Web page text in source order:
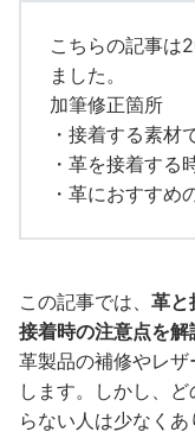
こちらの記事は
ました。
加筆修正箇所
・接着する素材
・革を接着する
・革におすすめ
この記事では、 革と
接着時の注意点を解
革製品の補修やレ
します。しかし、
らない人は少なくあ